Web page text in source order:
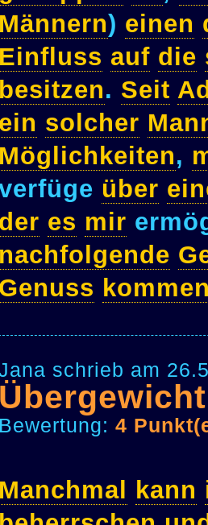
Männern) einen
Einfluss auf die
besitzen. Seit
ein solcher
Möglichkeiten,
über
der es mir
nachfolgende
Genuss
schrieb am
Übergewicht
Bewertung: 4
Manchmal kann